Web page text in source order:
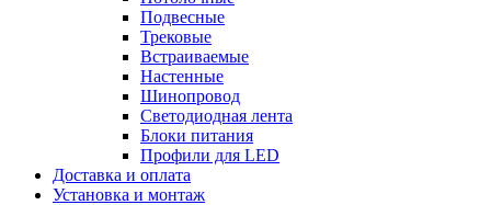
Подвесные
Трековые
Встраиваемые
Настенные
Шинопровод
Светодиодная лента
Блоки питания
Профили для LED
Доставка и оплата
Установка и монтаж